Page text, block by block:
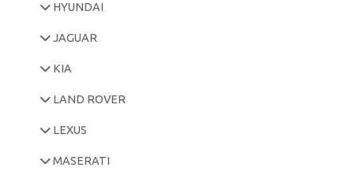
HYUNDAI
JAGUAR
KIA
LAND ROVER
LEXUS
MASERATI